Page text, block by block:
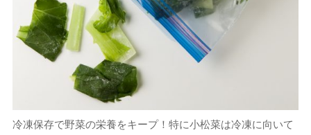
冷凍保存で野菜の栄養をキープ！特に小松菜は冷凍に向いて